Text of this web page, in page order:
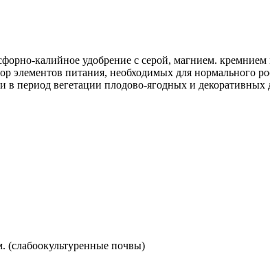
калийное удобрение с серой, магнием.
питания, необходимых для нормального
период вегетации плодово-ягодных и декоративных
(слабоокультуренные почвы)